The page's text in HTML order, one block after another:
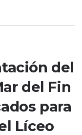
del
del Fin
para
Líceo